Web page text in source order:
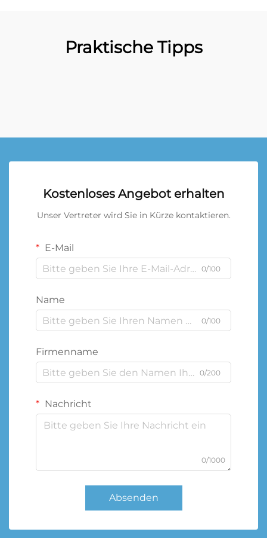
Praktische Tipps
Kostenloses Angebot erhalten
Unser Vertreter wird Sie in Kürze kontaktieren.
E-Mail
0/100
Name
0/100
Firmenname
0/200
Nachricht
0/1000
Absenden